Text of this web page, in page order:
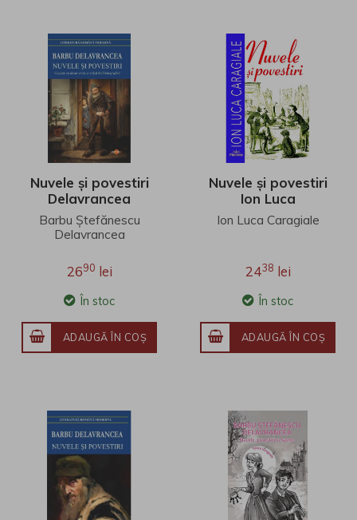
Nuvele și povestiri
Delavrancea
Barbu Ștefănescu
Delavrancea
2690 lei
În stoc
ADAUGĂ ÎN COŞ
Nuvele și povestiri
Ion Luca
Caragiale
Ion Luca Caragiale
2438 lei
În stoc
ADAUGĂ ÎN COŞ